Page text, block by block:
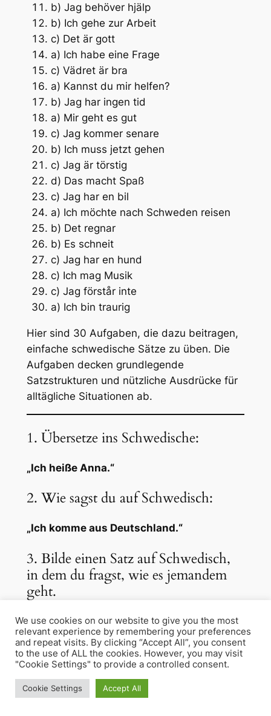
b) Jag behöver hjälp
b) Ich gehe zur Arbeit
c) Det är gott
a) Ich habe eine Frage
c) Vädret är bra
a) Kannst du mir helfen?
b) Jag har ingen tid
a) Mir geht es gut
c) Jag kommer senare
b) Ich muss jetzt gehen
c) Jag är törstig
d) Das macht Spaß
c) Jag har en bil
a) Ich möchte nach Schweden reisen
b) Det regnar
b) Es schneit
c) Jag har en hund
c) Ich mag Musik
c) Jag förstår inte
a) Ich bin traurig
Hier sind 30 Aufgaben, die dazu beitragen,
einfache schwedische Sätze zu üben. Die
Aufgaben decken grundlegende
Satzstrukturen und nützliche Ausdrücke für
alltägliche Situationen ab.
1. Übersetze ins Schwedische:
„Ich heiße Anna.“
2. Wie sagst du auf Schwedisch:
„Ich komme aus Deutschland.“
3. Bilde einen Satz auf Schwedisch,
in dem du fragst, wie es jemandem
geht.
4. Übersetze ins Schwedische:
„Ich habe Hunger.“
5. Vervollständige den Satz:
We use cookies on our website to give you the most
relevant experience by remembering your preferences
and repeat visits. By clicking “Accept All”, you consent
to the use of ALL the cookies. However, you may visit
"Cookie Settings" to provide a controlled consent.
Cookie Settings Accept All